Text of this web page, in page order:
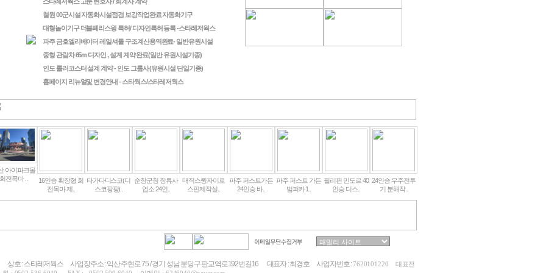
철원 00군시설 자동화시설점검 보강작업완료 자동화기구
대형놀이기구 더블페리스윙 특허/ 디자인특허 등록 -스타레저웍스
파주 금호엘리베이터 레일셔틀 구조계산용역완료- 일반유원시설
중형 관람차 65m 디자인 , 설계 계약 완료(일반 유원시설기종)
인도 롤러코스터 설계 계약 - 인도 그룹사 (유원시설 단일기종)
홈페이지 리뉴얼및 변경안내 - 스타웍스/스타레저웍스
아이파크몰
회전목마 ..
16인승 확장형 회
전목마 제..
타가다디스코(디
스코팡팡)..
순창군청 장류사
업소 24인..
매직스윙자이로
스핀제작설..
파주 퍼스트가든
24인승 바..
파주 퍼스트 가든
범퍼카 1..
필리핀 민도르 40
인승 디스..
24인승 우주전투
기 분해작..
상호 : 스타레저웍스 사업장주소 : 익산 주현로 75 / 경기 성남 분당구 판교역로192번길16 대표자 : 최경호 사업자번호 :7620101220
대표전